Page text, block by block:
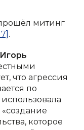
митинг
.
Игорь
что агрессия
по
которое